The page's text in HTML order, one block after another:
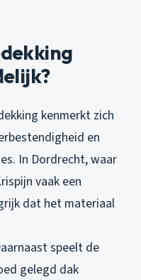
kenmerkt zich
en
In Dordrecht, waar
vaak een
dat het materiaal
speelt de
gelegd dak